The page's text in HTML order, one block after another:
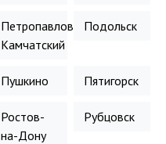
Петропавловск-
Камчатский
Подольск
Пушкино Пятигорск
Ростов-
на-Дону
Рубцовск